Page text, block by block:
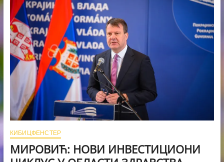
КИБИЦФЕНСТЕР
МИРОВИЋ: НОВИ ИНВЕСТИЦИОНИ